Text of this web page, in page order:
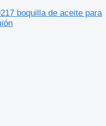
boquilla de aceite para